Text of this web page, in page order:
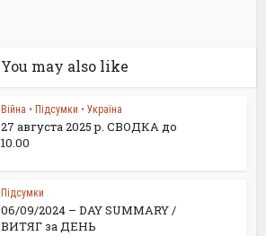
You may also like
Війна • Підсумки • Україна
27 августа 2025 р. СВОДКА до
10.00
Підсумки
06/09/2024 – DAY SUMMARY /
ВИТЯГ за ДЕНЬ